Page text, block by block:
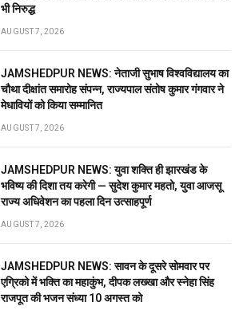
भी निरुद्ध
AUGUST 7, 2026
JAMSHEDPUR NEWS: नेताजी सुभाष विश्वविद्यालय का
चौथा दीक्षांत समारोह संपन्न, राज्यपाल संतोष कुमार गंगवार ने
मेधावियों को किया सम्मानित
AUGUST 7, 2026
JAMSHEDPUR NEWS: युवा शक्ति ही झारखंड के
भविष्य की दिशा तय करेगी — सुदेश कुमार महतो, युवा आजसू
राज्य अधिवेशन का पहला दिन उत्साहपूर्ण
AUGUST 7, 2026
JAMSHEDPUR NEWS: सावन के दूसरे सोमवार पर
एग्रिको में भक्ति का महाकुंभ, दीपक लख्खा और स्नेहा सिंह
राजपूत की भजन संध्या 10 अगस्त को